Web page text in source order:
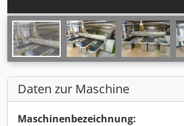
Daten zur Maschine
Maschinenbezeichnung: